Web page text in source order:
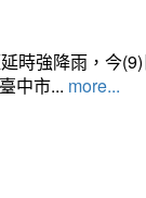
時強降雨，今
中市... more...